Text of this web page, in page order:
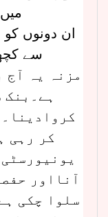
ان دونوں کو
سے کچھ
مزنہ یہ آج
کر رہی
آنااور
سلوا چکی